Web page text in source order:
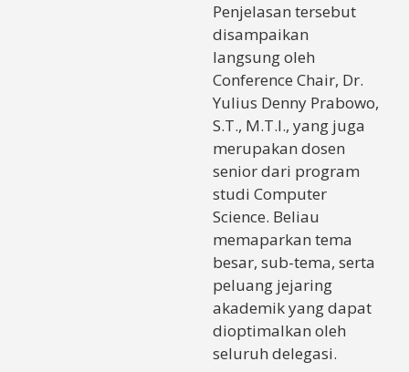
Penjelasan tersebut
disampaikan
langsung oleh
Conference Chair, Dr.
Yulius Denny Prabowo,
S.T., M.T.I., yang juga
merupakan dosen
senior dari program
studi Computer
Science. Beliau
memaparkan tema
besar, sub-tema, serta
peluang jejaring
akademik yang dapat
dioptimalkan oleh
seluruh delegasi.